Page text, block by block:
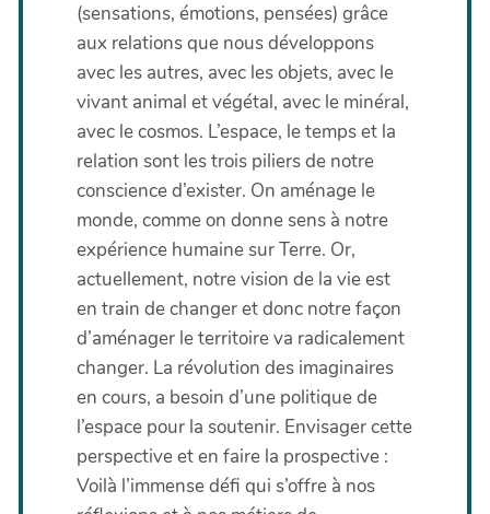
(sensations, émotions, pensées) grâce
aux relations que nous développons
avec les autres, avec les objets, avec le
vivant animal et végétal, avec le minéral,
avec le cosmos. L’espace, le temps et la
relation sont les trois piliers de notre
conscience d’exister. On aménage le
monde, comme on donne sens à notre
expérience humaine sur Terre. Or,
actuellement, notre vision de la vie est
en train de changer et donc notre façon
d’aménager le territoire va radicalement
changer. La révolution des imaginaires
en cours, a besoin d’une politique de
l’espace pour la soutenir. Envisager cette
perspective et en faire la prospective :
Voilà l’immense défi qui s’offre à nos